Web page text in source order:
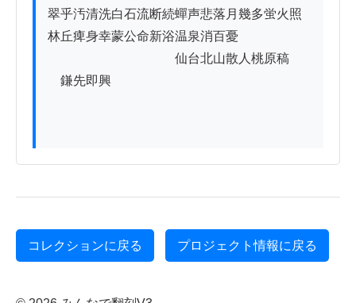
翠乎汚清洗白石流断続蟬声悲落月幾多蛍火照
林丘痺身幸蒙公命新浴温泉消百憂
仙台北山散人桃原稿
鎌先即興
コレクションに戻る プロジェクト情報に戻る